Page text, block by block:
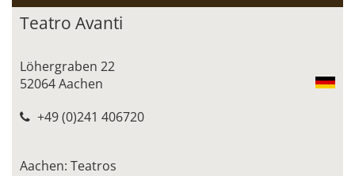
Teatro Avanti
Löhergraben 22
52064 Aachen
+49 (0)241 406720
Aachen: Teatros